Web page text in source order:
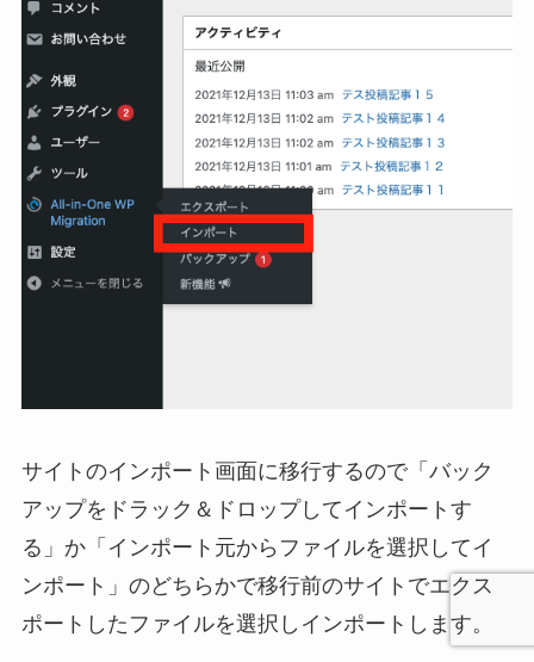
サイトのインポート画面に移行するので「バック
アップをドラック＆ドロップしてインポートす
る」か「インポート元からファイルを選択してイ
ンポート」のどちらかで移行前のサイトでエクス
ポートしたファイルを選択しインポートします。